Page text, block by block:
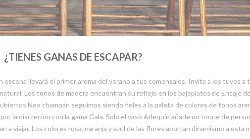
¿TIENES GANAS DE ESCAPAR?
llevará el primer aroma del verano a tus comensales. Invita a los tuyos a
Los tonos de madera encuentran su reflejo en los bajoplatos de Encaje
Neo champán seguimos siendo fieles a la paleta de colores de tonos
la discreción con la gama Gala. Solo el vaso Arlequín añade un toque de
viajar. Los colores rosa, naranja y azul de las flores aportan dinamismo a esta